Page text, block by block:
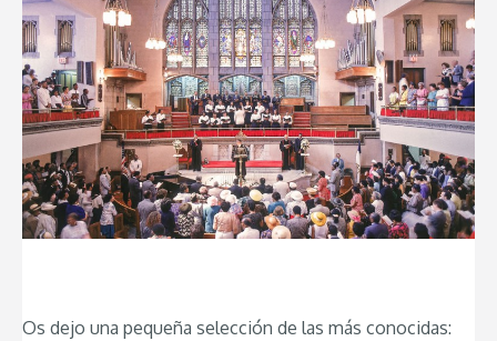
Os dejo una pequeña selección de las más conocidas: